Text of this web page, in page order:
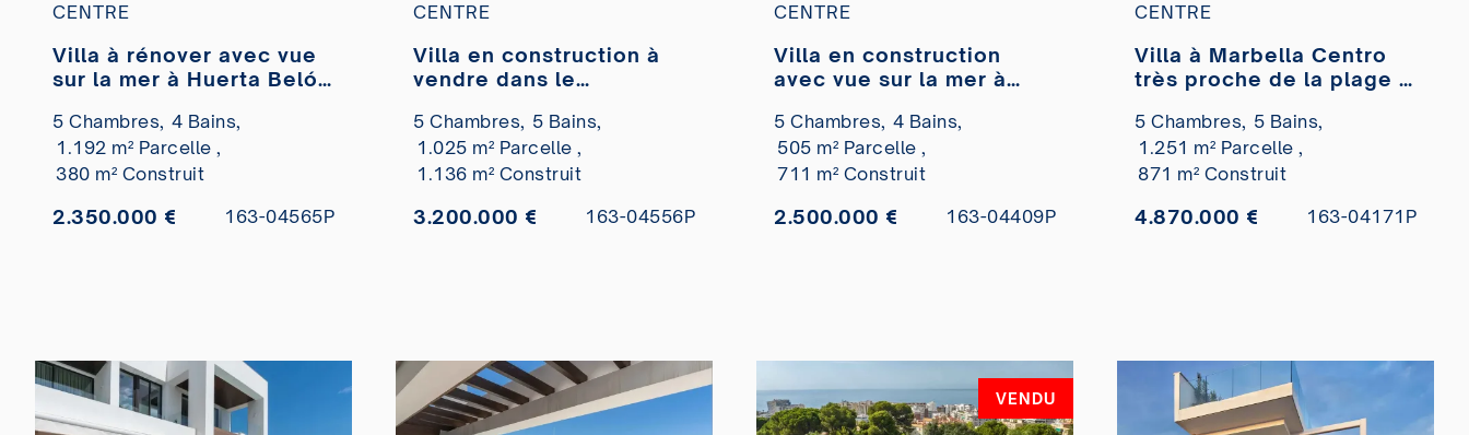
CENTRE
Villa à rénover avec vue
sur la mer à Huerta Belón
5 Chambres, 4 Bains,
1.192 m² Parcelle ,
380 m² Construit
2.350.000 € 163-04565P
CENTRE
Villa en construction à
vendre dans le
5 Chambres, 5 Bains,
1.025 m² Parcelle ,
1.136 m² Construit
3.200.000 € 163-04556P
CENTRE
Villa en construction
avec vue sur la mer à
lotissement Valdeolletas
5 Chambres, 4 Bains,
505 m² Parcelle ,
711 m² Construit
2.500.000 € 163-04409P
CENTRE
Villa à Marbella Centro
très proche de la plage à
5 Chambres, 5 Bains,
1.251 m² Parcelle ,
871 m² Construit
4.870.000 € 163-04171P
VENDU